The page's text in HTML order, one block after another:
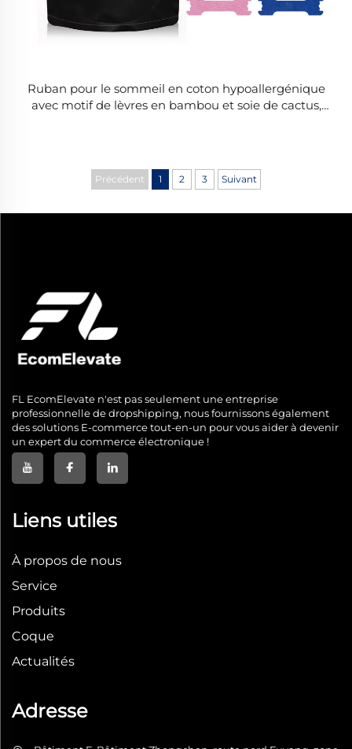
Ruban pour le sommeil en coton hypoallergénique
avec motif de lèvres en bambou et soie de cactus,
Précédent 1 2 3 Suivant
FL EcomElevate n'est pas seulement une entreprise
professionnelle de dropshipping, nous fournissons également
des solutions E-commerce tout-en-un pour vous aider à devenir
un expert du commerce électronique !
Liens utiles
À propos de nous
Service
Produits
Coque
Actualités
Adresse